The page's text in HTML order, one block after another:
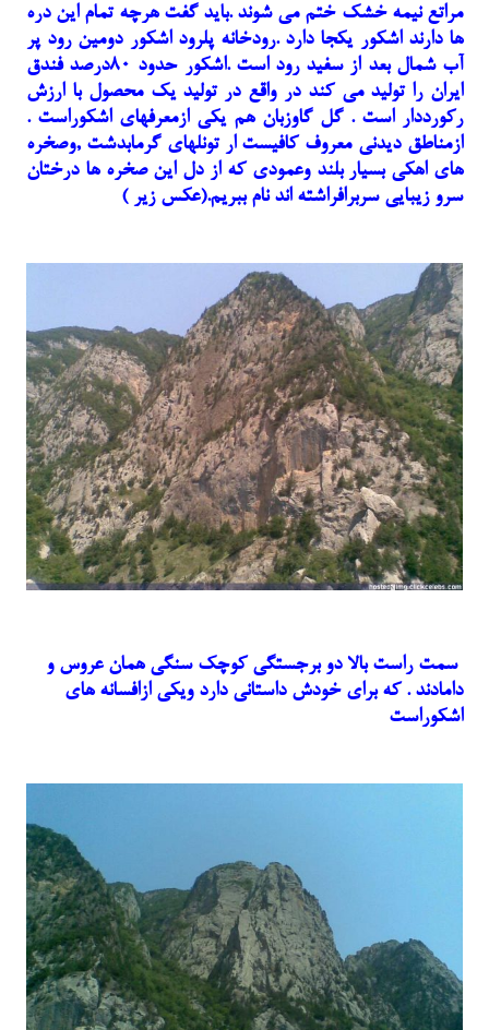
مراتع نیمه خشک ختم می شوند .باید گفت هرچه تمام این دره
ها دارند اشکور یکجا دارد .رودخانه پلرود اشکور دومین رود پر
آب شمال بعد از سفید رود است .اشکور حدود ۸۰درصد فندق
ایران را تولید می کند در واقع در تولید یک محصول با ارزش
رکورددار است . گل گاوزبان هم یکی ازمعرفهای اشکوراست .
ازمناطق دیدنی معروف کافیست ار تونلهای گرمابدشت ,وصخره
های اهکی بسیار بلند وعمودی که از دل این صخره ها درختان
سرو زیبایی سربرافراشته اند نام ببریم.(عکس زیر )
سمت راست بالا دو برجستگی کوچک سنگی همان عروس و
دامادند . که برای خودش داستانی دارد ویکی ازافسانه های
اشکوراست